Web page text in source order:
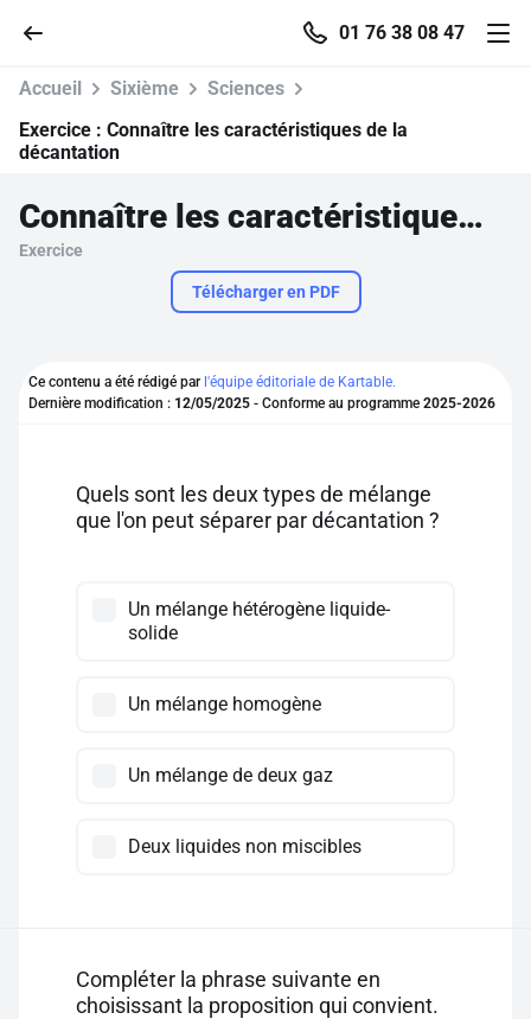
01 76 38 08 47
Parcourir
Se connecter
Pour profiter de 10 contenus offerts.
Accueil Sixième
Sciences
Exercice : Connaître les caractéristiques de la
décantation
Connaître les caractéristiques de la décantation
Exercice
Télécharger en PDF
Ce contenu a été rédigé par l'équipe éditoriale de Kartable.
Dernière modification : 12/05/2025 - Conforme au programme 2025-2026
Quels sont les deux types de mélange
que l'on peut séparer par décantation ?
Un mélange hétérogène liquide-
solide
Un mélange homogène
Un mélange de deux gaz
Deux liquides non miscibles
Compléter la phrase suivante en
choisissant la proposition qui convient.